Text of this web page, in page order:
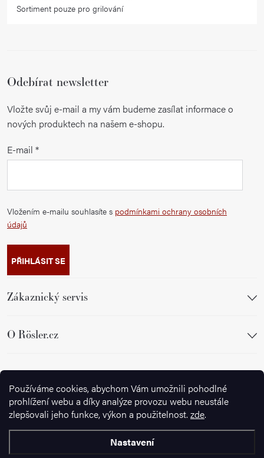
Používáme cookies, abychom Vám umožnili pohodlné
prohlížení webu a díky analýze provozu webu neustále
zlepšovali jeho funkce, výkon a použitelnost. zde.
Nastavení
Sortiment pouze pro grilování
Odebírat newsletter
Vložte svůj e-mail a my vám budeme zasílat informace o
nových produktech na našem e-shopu.
E-mail
Vložením e-mailu souhlasíte s podmínkami ochrany osobních
údajů
PŘIHLÁSIT SE
Zákaznický servis
O Rösler.cz
Sledujte nás